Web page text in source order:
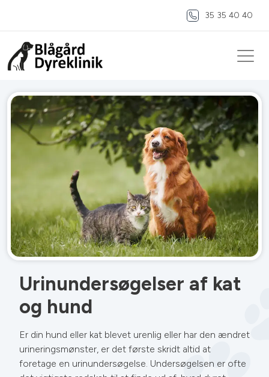
35 35 40 40
Urinundersøgelser af kat
og hund
Er din hund eller kat blevet urenlig eller har den ændret
urineringsmønster, er det første skridt altid at
foretage en urinundersøgelse. Undersøgelsen er ofte